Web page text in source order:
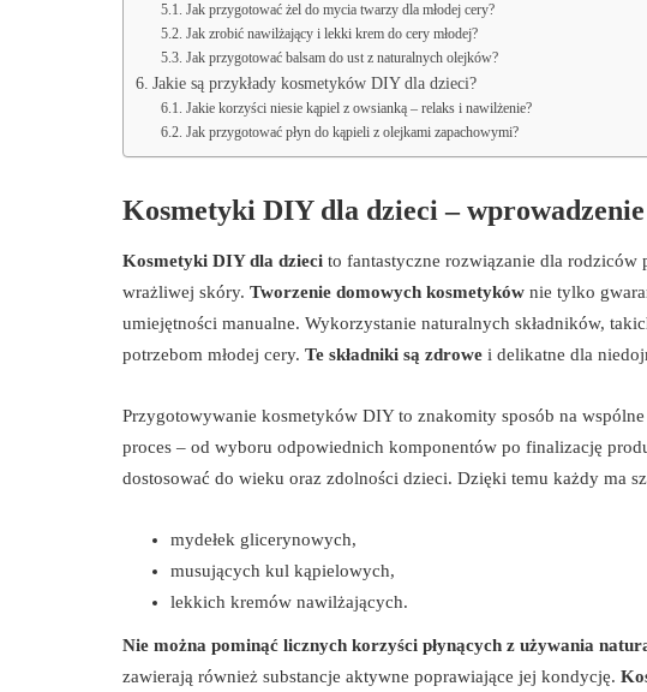
Jak przygotować żel do mycia twarzy dla młodej cery?
Jak zrobić nawilżający i lekki krem do cery młodej?
Jak przygotować balsam do ust z naturalnych olejków?
Jakie są przykłady kosmetyków DIY dla dzieci?
Jakie korzyści niesie kąpiel z owsianką – relaks i nawilżenie?
Jak przygotować płyn do kąpieli z olejkami zapachowymi?
Kosmetyki DIY dla dzieci –
Kosmetyki DIY dla dzieci to fantastyczne rozwiązanie dla rodziców
wrażliwej skóry. Tworzenie domowych kosmetyków nie tylko
umiejętności manualne. Wykorzystanie naturalnych składników,
potrzebom młodej cery. Te składniki są zdrowe i delikatne dla
Przygotowywanie kosmetyków DIY to znakomity sposób na
proces – od wyboru odpowiednich komponentów po finalizację
dostosować do wieku oraz zdolności dzieci. Dzięki temu każdy ma
mydełek glicerynowych,
musujących kul kąpielowych,
lekkich kremów nawilżających.
Nie można pominąć licznych korzyści płynących z używania
zawierają również substancje aktywne poprawiające jej kondycję.